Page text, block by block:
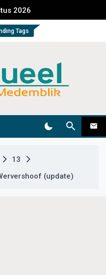
2026
Tags
13
(update)